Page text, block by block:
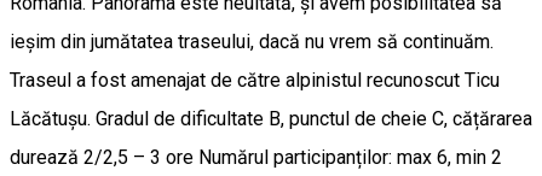
ieșim din jumătatea traseului, dacă nu vrem să continuăm.
Traseul a fost amenajat de către alpinistul recunoscut Ticu
Lăcătușu. Gradul de dificultate B, punctul de cheie C, cățărarea
durează 2/2,5 – 3 ore Numărul participanților: max 6, min 2